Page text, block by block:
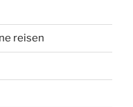
reisen